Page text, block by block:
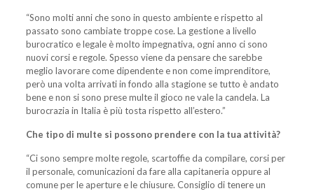
“Sono molti anni che sono in questo ambiente e rispetto al
passato sono cambiate troppe cose. La gestione a livello
burocratico e legale è molto impegnativa, ogni anno ci sono
nuovi corsi e regole. Spesso viene da pensare che sarebbe
meglio lavorare come dipendente e non come imprenditore,
però una volta arrivati in fondo alla stagione se tutto è andato
bene e non si sono prese multe il gioco ne vale la candela. La
burocrazia in Italia è più tosta rispetto all’estero.”
Che tipo di multe si possono prendere con la tua attività?
“Ci sono sempre molte regole, scartoffie da compilare, corsi per
il personale, comunicazioni da fare alla capitaneria oppure al
comune per le aperture e le chiusure. Consiglio di tenere un